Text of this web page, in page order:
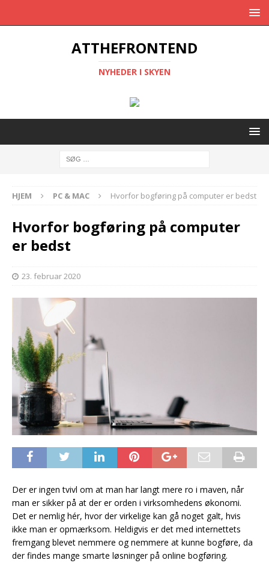
ATTHEFRONTEND
NYHEDER I SKYEN
HJEM PC & MAC Hvorfor bogføring på computer er bedst
Hvorfor bogføring på computer
er bedst
23. februar 2020
Der er ingen tvivl om at man har langt mere ro i maven, når
man er sikker på at der er orden i virksomhedens økonomi.
Det er nemlig hér, hvor der virkelige kan gå noget galt, hvis
ikke man er opmærksom. Heldigvis er det med internettets
fremgang blevet nemmere og nemmere at kunne bogføre, da
der findes mange smarte løsninger på online bogføring.